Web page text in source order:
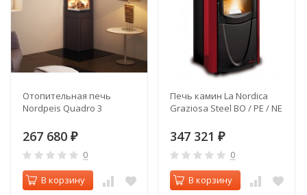
Отопительная печь
Nordpeis Quadro 3
267 680 ₽
0
В корзину
Печь камин La Nordica
Graziosa Steel BO / PE / NE
347 321 ₽
0
В корзину